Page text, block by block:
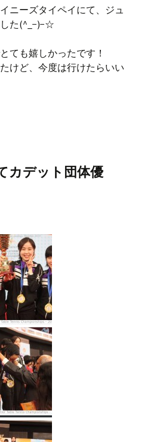
ニーズタイペイにて、ジュ
た(^_−)−☆
ても嬉しかったです！
けど、今度は行けたらいい
カデット団体優